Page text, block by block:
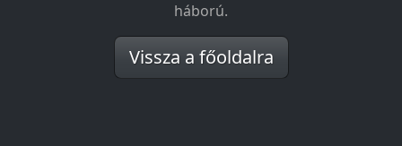
háború.
Vissza a főoldalra